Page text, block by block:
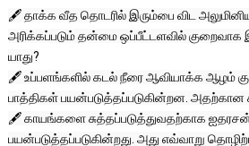
🖋️ தாக்க வீத தொடரில் இரும்பை விட
அரிக்கப்படும் தன்மை ஒப்பீட்டளவில்
யாது?
🖋️ உப்பளங்களில் கடல் நீரை ஆவியாக்க ஆழம்
பாத்திகள் பயன்படுத்தப்படுகின்றன. அதற்கான
🖋️ காயங்களை சுத்தப்படுத்துவதற்காக
பயன்படுத்தப்படுகின்றது. அது எவ்வாறு